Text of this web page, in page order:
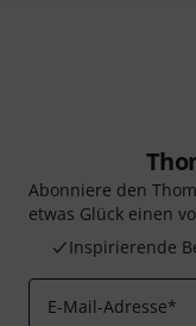
Abonniere den
etwas Glück einen
Inspirierende
E-Mail-Adresse*